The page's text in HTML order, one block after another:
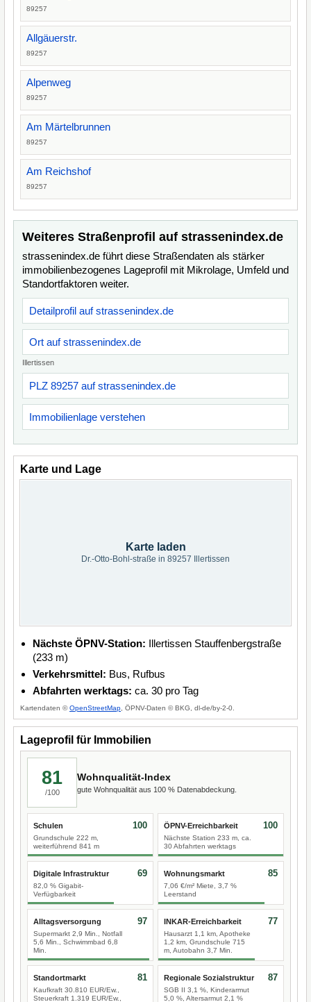
89257
Allgäuerstr.
89257
Alpenweg
89257
Am Märtelbrunnen
89257
Am Reichshof
89257
Weiteres Straßenprofil auf strassenindex.de
strassenindex.de führt diese Straßendaten als stärker
immobilienbezogenes Lageprofil mit Mikrolage, Umfeld und
Standortfaktoren weiter.
Detailprofil auf strassenindex.de
Ort auf strassenindex.de
Illertissen
PLZ 89257 auf strassenindex.de
Immobilienlage verstehen
Karte und Lage
Karte laden
Dr.-Otto-Bohl-straße in 89257 Illertissen
Nächste ÖPNV-Station: Illertissen Stauffenbergstraße
(233 m)
Verkehrsmittel: Bus, Rufbus
Abfahrten werktags: ca. 30 pro Tag
Kartendaten ©OpenStreetMap , ÖPNV-Daten © BKG, dl-de/by-2-0.
Lageprofil für Immobilien
81
/100
Wohnqualität-Index
gute Wohnqualität aus 100 % Datenabdeckung.
Schulen
Grundschule 222 m,
weiterführend 841 m
100 ÖPNV-Erreichbarkeit
Nächste Station 233 m, ca.
30 Abfahrten werktags
100
Digitale Infrastruktur
82,0 % Gigabit-
Verfügbarkeit
69 Wohnungsmarkt
7,06 €/m² Miete, 3,7 %
Leerstand
85
Alltagsversorgung
Supermarkt 2,9 Min., Notfall
5,6 Min., Schwimmbad 6,8
Min.
97 INKAR-Erreichbarkeit
Hausarzt 1,1 km, Apotheke
1,2 km, Grundschule 715
m, Autobahn 3,7 Min.
77
Standortmarkt
Kaufkraft 30.810 EUR/Ew.,
Steuerkraft 1.319 EUR/Ew.,
81 Regionale Sozialstruktur
SGB II 3,1 %, Kinderarmut
5,0 %, Altersarmut 2,1 %
87